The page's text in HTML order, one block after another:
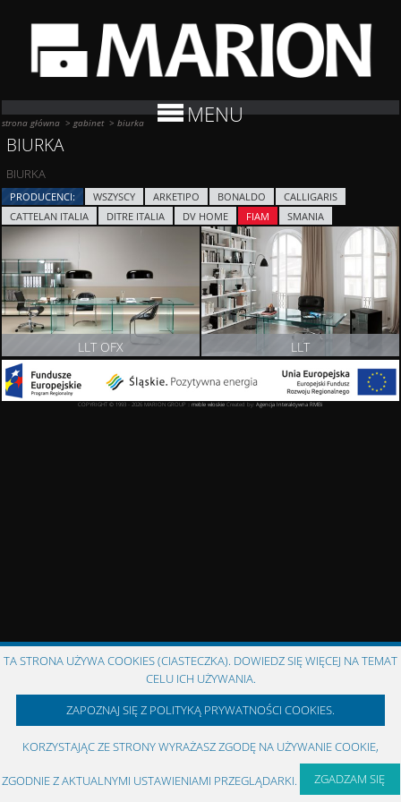
MENU
strona główna >gabinet>biurka
BIURKA
BIURKA
PRODUCENCI: WSZYSCY ARKETIPO BONALDO
CALLIGARIS
CATTELAN ITALIA
DITRE ITALIA DV HOME FIAM SMANIA
LLT OFX
ZOBACZ PRODUKT
LLT
ZOBACZ PRODUKT
COPYRIGHT © 1993 - 2026 MARION GROUP ::meble włoskieCreated by:Agencja Interaktywna RMBi
TA STRONA UŻYWA COOKIES (CIASTECZKA). DOWIEDZ SIĘ WIĘCEJ NA TEMAT
CELU ICH UŻYWANIA.
ZAPOZNAJ SIĘ Z POLITYKĄ PRYWATNOŚCI COOKIES.
KORZYSTAJĄC ZE STRONY WYRAŻASZ ZGODĘ NA UŻYWANIE COOKIE,
ZGODNIE Z AKTUALNYMI USTAWIENIAMI PRZEGLĄDARKI. ZGADZAM SIĘ